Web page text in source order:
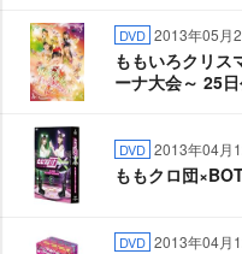
DVD 2013年05月
ももいろクリス
ーナ大会～ 25
DVD 2013年04月
ももクロ団
DVD 2013年04月